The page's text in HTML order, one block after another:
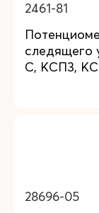
2461-81
следящего
С, КСП3,
28696-05